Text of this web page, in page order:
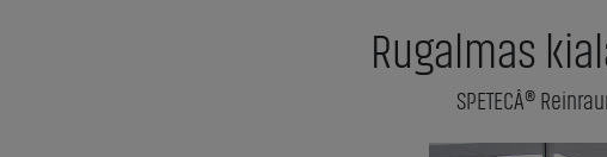
Rugalmas
SPETECÂ®